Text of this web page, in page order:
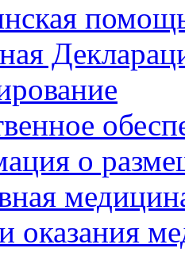
о
оказания